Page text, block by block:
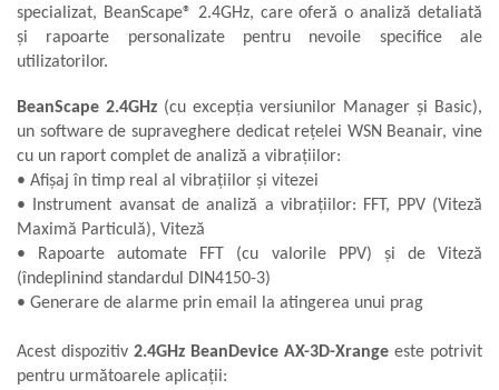
specializat, BeanScape® 2.4GHz, care oferă o analiză detaliată
și rapoarte personalizate pentru nevoile specifice ale
utilizatorilor.
BeanScape 2.4GHz (cu excepția versiunilor Manager și Basic),
un software de supraveghere dedicat rețelei WSN Beanair, vine
cu un raport complet de analiză a vibrațiilor:
• Afișaj în timp real al vibrațiilor și vitezei
• Instrument avansat de analiză a vibrațiilor: FFT, PPV (Viteză
Maximă Particulă), Viteză
• Rapoarte automate FFT (cu valorile PPV) și de Viteză
(îndeplinind standardul DIN4150-3)
• Generare de alarme prin email la atingerea unui prag
Acest dispozitiv 2.4GHz BeanDevice AX-3D-Xrange este potrivit
pentru următoarele aplicații: